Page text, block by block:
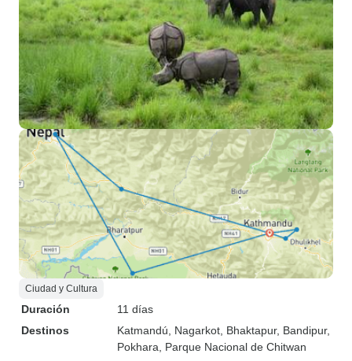
Ciudad y Cultura
Duración
11 días
Destinos
Katmandú , Nagarkot , Bhaktapur, Bandipur,
Pokhara , Parque Nacional de Chitwan